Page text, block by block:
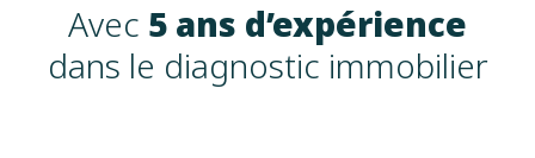
Avec 5 ans d’expérience
dans le diagnostic immobilier